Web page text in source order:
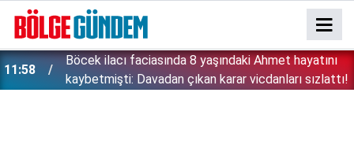
11:58
Böcek ilacı faciasında 8 yaşındaki Ahmet hayatını
kaybetmişti: Davadan çıkan karar vicdanları sızlattı!